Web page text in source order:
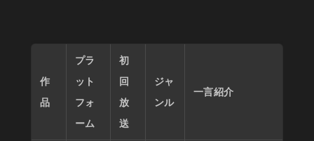
作
品
プラ
ット
フォ
ーム
初
回
放
送
ジャ
ンル
一言紹介